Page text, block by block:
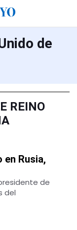
de
REINO
Rusia,
de
del